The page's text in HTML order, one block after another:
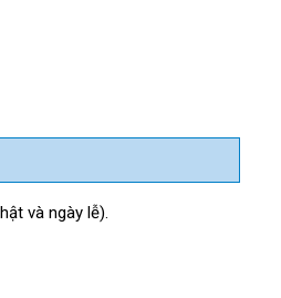
và ngày lễ).